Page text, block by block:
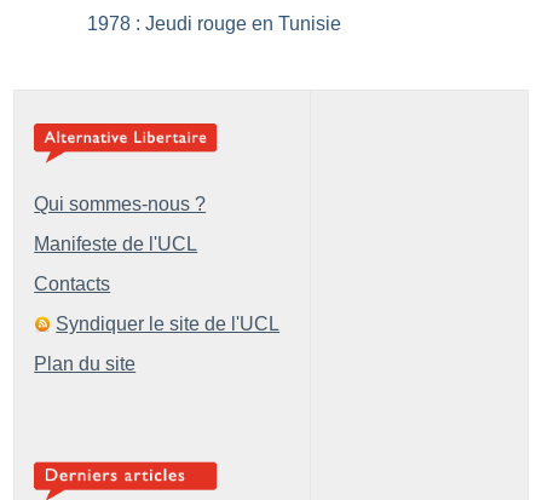
1978 : Jeudi rouge en Tunisie
Qui sommes-nous ?
Manifeste de l'UCL
Contacts
Syndiquer le site de l'UCL
Plan du site